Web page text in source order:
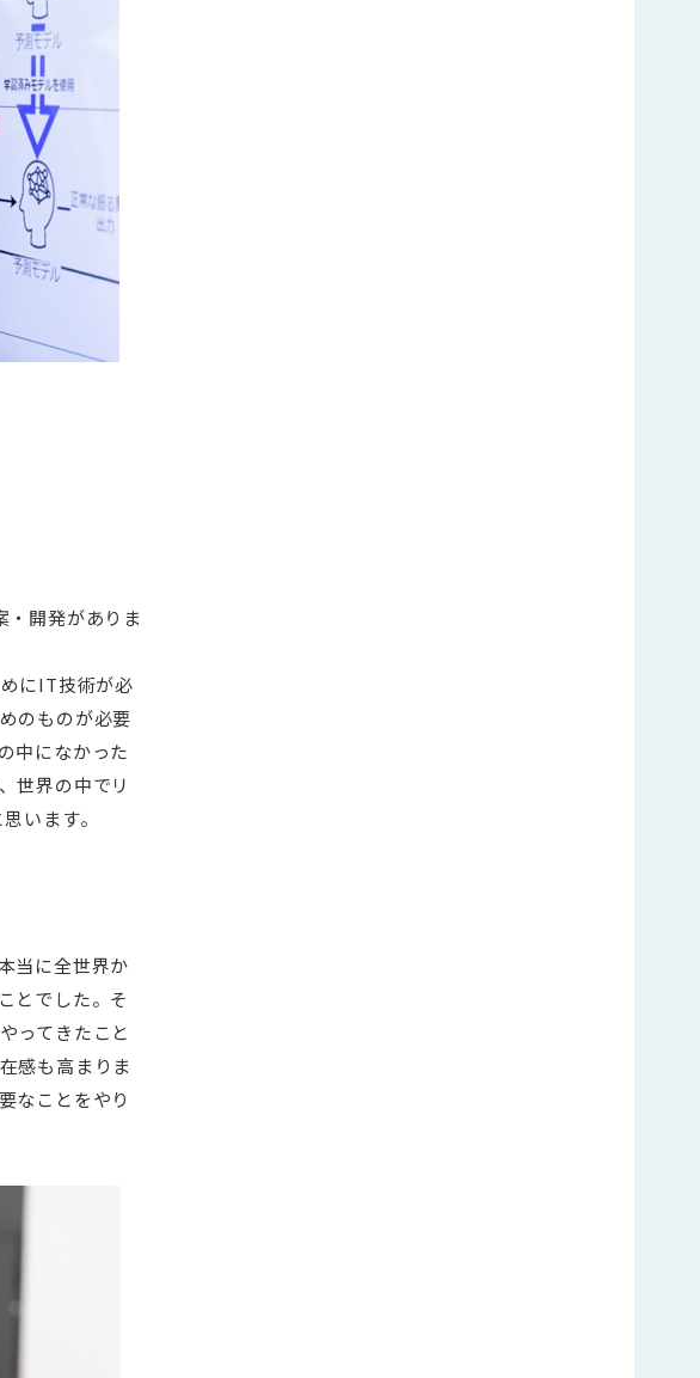
・開発がありま
にIT技術が必
のものが必要
中になかった
世界の中でリ
います。
当に全世界か
とでした。そ
ってきたこと
感も高まりま
なことをやり